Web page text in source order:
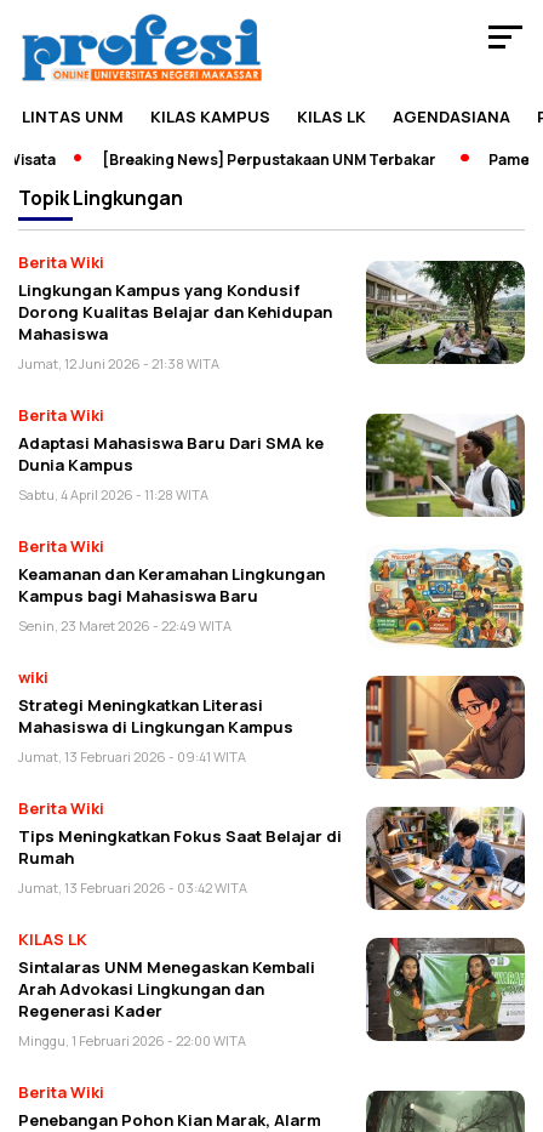
LINTAS UNM KILAS KAMPUS KILAS LK AGENDASIANA
[Breaking News] Perpustakaan UNM Terbakar Pameran
TopikLingkungan
Berita Wiki
Lingkungan Kampus yang Kondusif
Dorong Kualitas Belajar dan Kehidupan
Mahasiswa
Jumat, 12 Juni 2026 - 21:38 WITA
Berita Wiki
Adaptasi Mahasiswa Baru Dari SMA ke
Dunia Kampus
Sabtu, 4 April 2026 - 11:28 WITA
Berita Wiki
Keamanan dan Keramahan Lingkungan
Kampus bagi Mahasiswa Baru
Senin, 23 Maret 2026 - 22:49 WITA
wiki
Strategi Meningkatkan Literasi
Mahasiswa di Lingkungan Kampus
Jumat, 13 Februari 2026 - 09:41 WITA
Berita Wiki
Tips Meningkatkan Fokus Saat Belajar di
Rumah
Jumat, 13 Februari 2026 - 03:42 WITA
KILAS LK
Sintalaras UNM Menegaskan Kembali
Arah Advokasi Lingkungan dan
Regenerasi Kader
Minggu, 1 Februari 2026 - 22:00 WITA
Berita Wiki
Penebangan Pohon Kian Marak, Alarm